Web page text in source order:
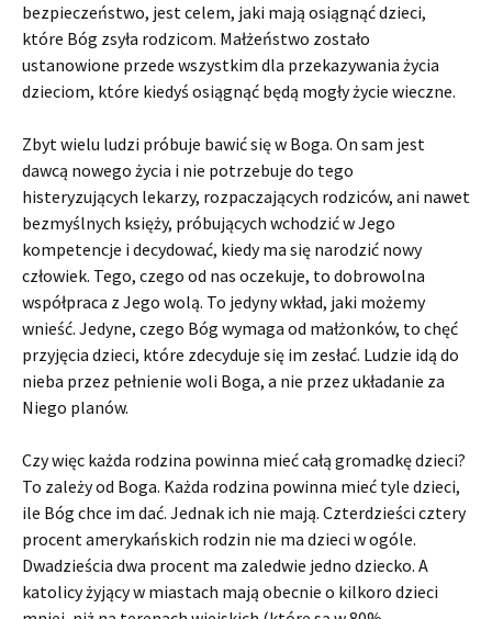
bezpieczeństwo, jest celem, jaki mają osiągnąć dzieci,
które Bóg zsyła rodzicom. Małżeństwo zostało
ustanowione przede wszystkim dla przekazywania życia
dzieciom, które kiedyś osiągnąć będą mogły życie wieczne.
Zbyt wielu ludzi próbuje bawić się w Boga. On sam jest
dawcą nowego życia i nie potrzebuje do tego
histeryzujących lekarzy, rozpaczających rodziców, ani nawet
bezmyślnych księży, próbujących wchodzić w Jego
kompetencje i decydować, kiedy ma się narodzić nowy
człowiek. Tego, czego od nas oczekuje, to dobrowolna
współpraca z Jego wolą. To jedyny wkład, jaki możemy
wnieść. Jedyne, czego Bóg wymaga od małżonków, to chęć
przyjęcia dzieci, które zdecyduje się im zesłać. Ludzie idą do
nieba przez pełnienie woli Boga, a nie przez układanie za
Niego planów.
Czy więc każda rodzina powinna mieć całą gromadkę dzieci?
To zależy od Boga. Każda rodzina powinna mieć tyle dzieci,
ile Bóg chce im dać. Jednak ich nie mają. Czterdzieści cztery
procent amerykańskich rodzin nie ma dzieci w ogóle.
Dwadzieścia dwa procent ma zaledwie jedno dziecko. A
katolicy żyjący w miastach mają obecnie o kilkoro dzieci